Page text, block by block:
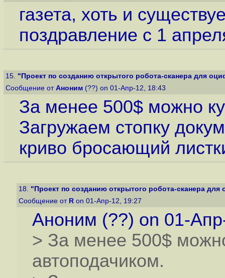
газета, хоть и
поздравление с 1
15. "Проект по созданию открытого робота-сканера для
Сообщение от Аноним (??) on 01-Апр-12, 18:43
За менее 500$ можно
Загружаем стопку
криво бросающий
18. "Проект по созданию открытого робота-сканера
Сообщение от R on 01-Апр-12, 19:27
Аноним (??) on 01-
> За менее 500$
автоподачиком.